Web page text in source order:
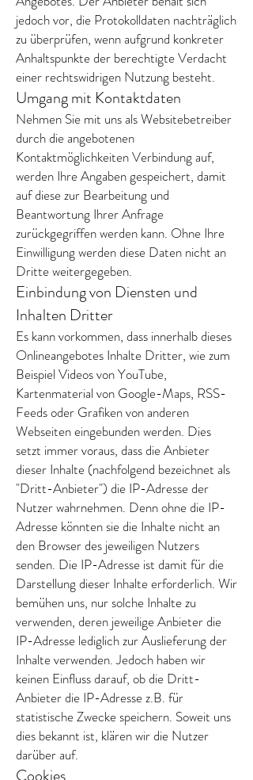
jedoch vor, die Protokolldaten nachträglich
zu überprüfen, wenn aufgrund konkreter
Anhaltspunkte der berechtigte Verdacht
einer rechtswidrigen Nutzung besteht.
Umgang mit Kontaktdaten
Nehmen Sie mit uns als Websitebetreiber
durch die angebotenen
Kontaktmöglichkeiten Verbindung auf,
werden Ihre Angaben gespeichert, damit
auf diese zur Bearbeitung und
Beantwortung Ihrer Anfrage
zurückgegriffen werden kann. Ohne Ihre
Einwilligung werden diese Daten nicht an
Dritte weitergegeben.
Einbindung von Diensten und
Inhalten Dritter
Es kann vorkommen, dass innerhalb dieses
Onlineangebotes Inhalte Dritter, wie zum
Beispiel Videos von YouTube,
Kartenmaterial von Google-Maps, RSS-
Feeds oder Grafiken von anderen
Webseiten eingebunden werden. Dies
setzt immer voraus, dass die Anbieter
dieser Inhalte (nachfolgend bezeichnet als
"Dritt-Anbieter") die IP-Adresse der
Nutzer wahrnehmen. Denn ohne die IP-
Adresse könnten sie die Inhalte nicht an
den Browser des jeweiligen Nutzers
senden. Die IP-Adresse ist damit für die
Darstellung dieser Inhalte erforderlich. Wir
bemühen uns, nur solche Inhalte zu
verwenden, deren jeweilige Anbieter die
IP-Adresse lediglich zur Auslieferung der
Inhalte verwenden. Jedoch haben wir
keinen Einfluss darauf, ob die Dritt-
Anbieter die IP-Adresse z.B. für
statistische Zwecke speichern. Soweit uns
dies bekannt ist, klären wir die Nutzer
darüber auf.